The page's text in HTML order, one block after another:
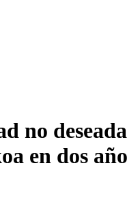
no
en dos